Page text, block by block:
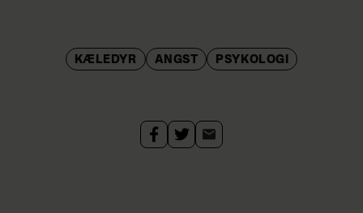
KÆLEDYR ANGST PSYKOLOGI